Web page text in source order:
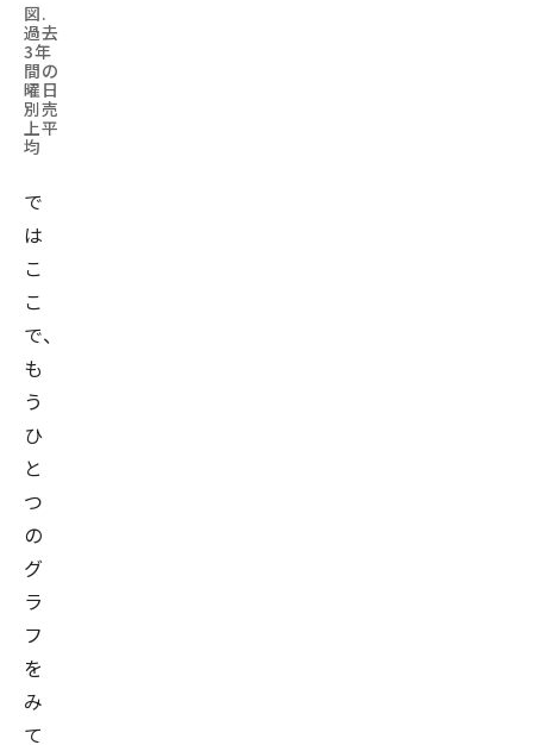
図.
過去
3年
間の
曜日
別売
上平
均
で
は
こ
こ
で、
も
う
ひ
と
つ
の
グ
ラ
フ
を
み
て